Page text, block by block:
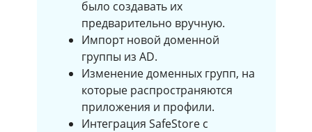
было создавать их
предварительно вручную.
Импорт новой доменной
группы из AD.
Изменение доменных групп, на
которые распространяются
приложения и профили.
Интеграция SafeStore c